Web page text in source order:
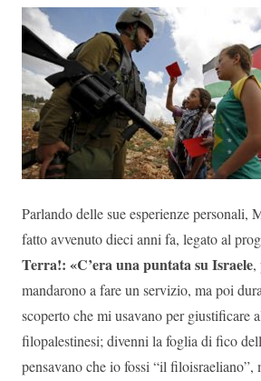
Parlando delle sue esperienze personali,
fatto avvenuto dieci anni fa, legato al
Terra!: «C’era una puntata su Israele,
mandarono a fare un servizio, ma poi
scoperto che mi usavano per giustificare
filopalestinesi; divenni la foglia di fico
pensavano che io fossi “il filoisraeliano”,